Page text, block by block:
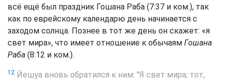
всё ещё был праздник Гошана Раба (7:37 и ком.), так
как по еврейскому календарю день начинается с
заходом солнца. Познее в тот же день он скажет: «я
свет мира», что имеет отношение к обычаям Гошана
Раба (8:12 и ком.).
12 Йешуа вновь обратился к ним: "Я свет мира; тот,